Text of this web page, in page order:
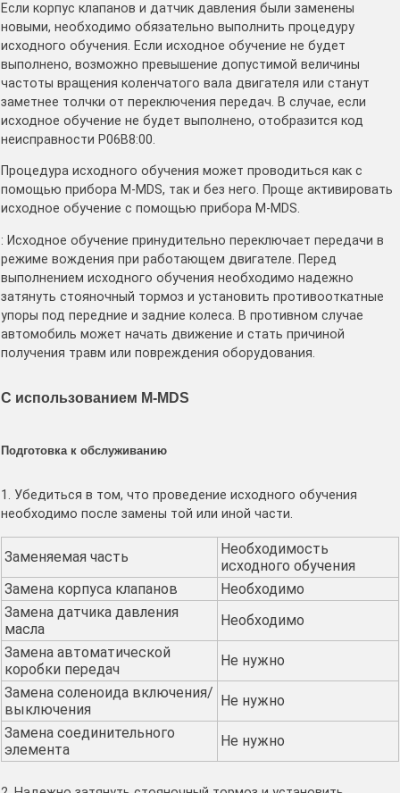
Если корпус клапанов и датчик давления были заменены
новыми, необходимо обязательно выполнить процедуру
исходного обучения. Если исходное обучение не будет
выполнено, возможно превышение допустимой величины
частоты вращения коленчатого вала двигателя или станут
заметнее толчки от переключения передач. В случае, если
исходное обучение не будет выполнено, отобразится код
неисправности P06B8:00.
Процедура исходного обучения может проводиться как с
помощью прибора M-MDS, так и без него. Проще активировать
исходное обучение с помощью прибора M-MDS.
: Исходное обучение принудительно переключает передачи в
режиме вождения при работающем двигателе. Перед
выполнением исходного обучения необходимо надежно
затянуть стояночный тормоз и установить противооткатные
упоры под передние и задние колеса. В противном случае
автомобиль может начать движение и стать причиной
получения травм или повреждения оборудования.
С использованием M-MDS
Подготовка к обслуживанию
1. Убедиться в том, что проведение исходного обучения
необходимо после замены той или иной части.
Заменяемая часть
Необходимость
исходного обучения
Замена корпуса клапанов
Необходимо
Замена датчика давления
масла
Необходимо
Замена автоматической
коробки передач
Не нужно
Замена соленоида включения/
выключения
Не нужно
Замена соединительного
элемента
Не нужно